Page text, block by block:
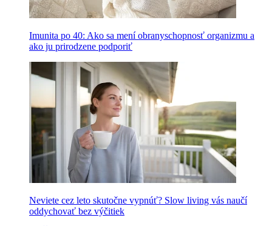
Imunita po 40: Ako sa mení obranyschopnosť organizmu a
ako ju prirodzene podporiť
Neviete cez leto skutočne vypnúť? Slow living vás naučí
oddychovať bez výčitiek